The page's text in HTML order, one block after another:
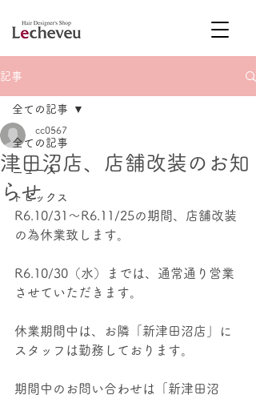
記事
全ての記事
ニュース
トピックス
全ての記事
津田沼店、店舗改装のお知
らせ
cc0567
R6.10/31～R6.11/25の期間、店舗改装
の為休業致します。
R6.10/30（水）までは、通常通り営業
させていただきます。
休業期間中は、お隣「新津田沼店」に
スタッフは勤務しております。
期間中のお問い合わせは「新津田沼